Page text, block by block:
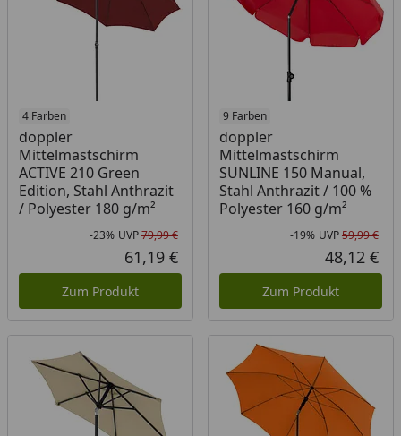
4 Farben
doppler
Mittelmastschirm
ACTIVE 210 Green
Edition, Stahl Anthrazit
/ Polyester 180 g/m²
Rabatt in Prozent
-23%
Ursprünglicher Preis
UVP79,99 €
Aktueller Preis
61,19 €
Zum Produkt
9 Farben
doppler
Mittelmastschirm
SUNLINE 150 Manual,
Stahl Anthrazit / 100 %
Polyester 160 g/m²
-19% UVP59,99 €
48,12 €
Zum Produkt